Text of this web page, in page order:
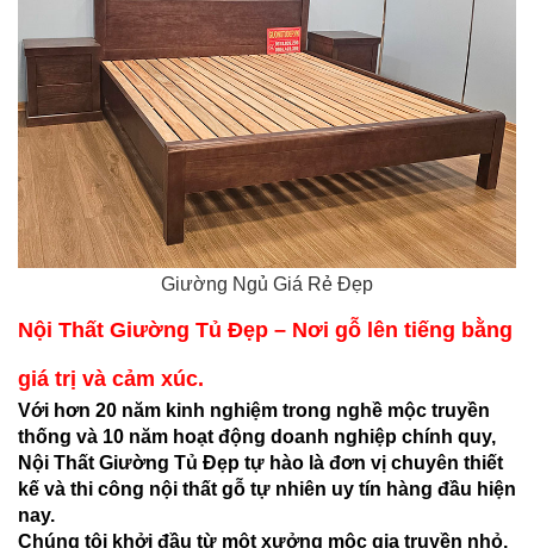
Giường Ngủ Giá Rẻ Đẹp
Nội Thất Giường Tủ Đẹp – Nơi gỗ lên tiếng bằng
giá trị và cảm xúc.
Với hơn 20 năm kinh nghiệm trong nghề mộc truyền
thống và 10 năm hoạt động doanh nghiệp chính quy,
Nội Thất Giường Tủ Đẹp tự hào là đơn vị chuyên thiết
kế và thi công nội thất gỗ tự nhiên uy tín hàng đầu hiện
nay.
Chúng tôi khởi đầu từ một xưởng mộc gia truyền nhỏ,